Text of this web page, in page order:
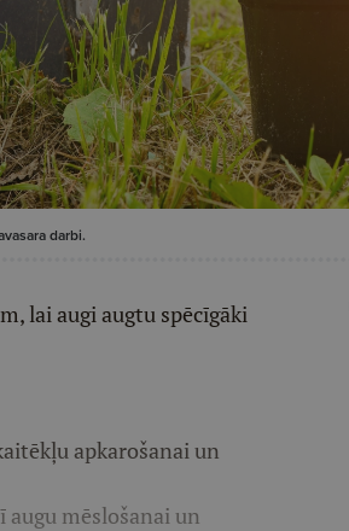
darbi.
lai augi augtu spēcīgāki
apkarošanai un
augu mēslošanai un